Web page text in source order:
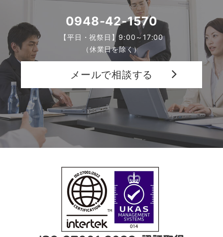
0948-42-1570
【平日・祝祭日】9:00～17:00
（休業日を除く）
メールで相談する